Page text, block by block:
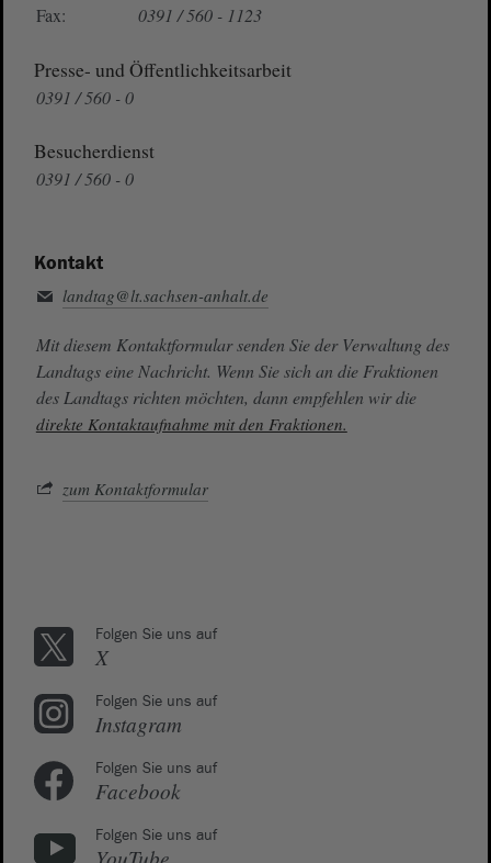
Fax:
0391 / 560 - 1123
Presse- und Öffentlichkeitsarbeit
0391 / 560 - 0
Besucherdienst
0391 / 560 - 0
Kontakt
landtag@lt.sachsen-anhalt.de
Mit diesem Kontaktformular senden Sie der Verwaltung des
Landtags eine Nachricht. Wenn Sie sich an die Fraktionen
des Landtags richten möchten, dann empfehlen wir die
direkte Kontaktaufnahme mit den Fraktionen.
zum Kontaktformular
Folgen Sie uns auf
X
Folgen Sie uns auf
Instagram
Folgen Sie uns auf
Facebook
Folgen Sie uns auf